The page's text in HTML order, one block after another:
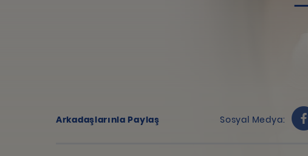
Arkadaşlarınla Paylaş Sosyal Medya: